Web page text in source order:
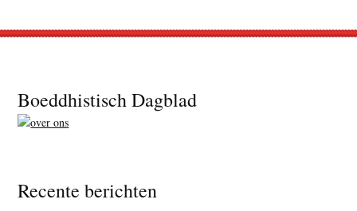
Footer
Boeddhistisch Dagblad
Recente berichten